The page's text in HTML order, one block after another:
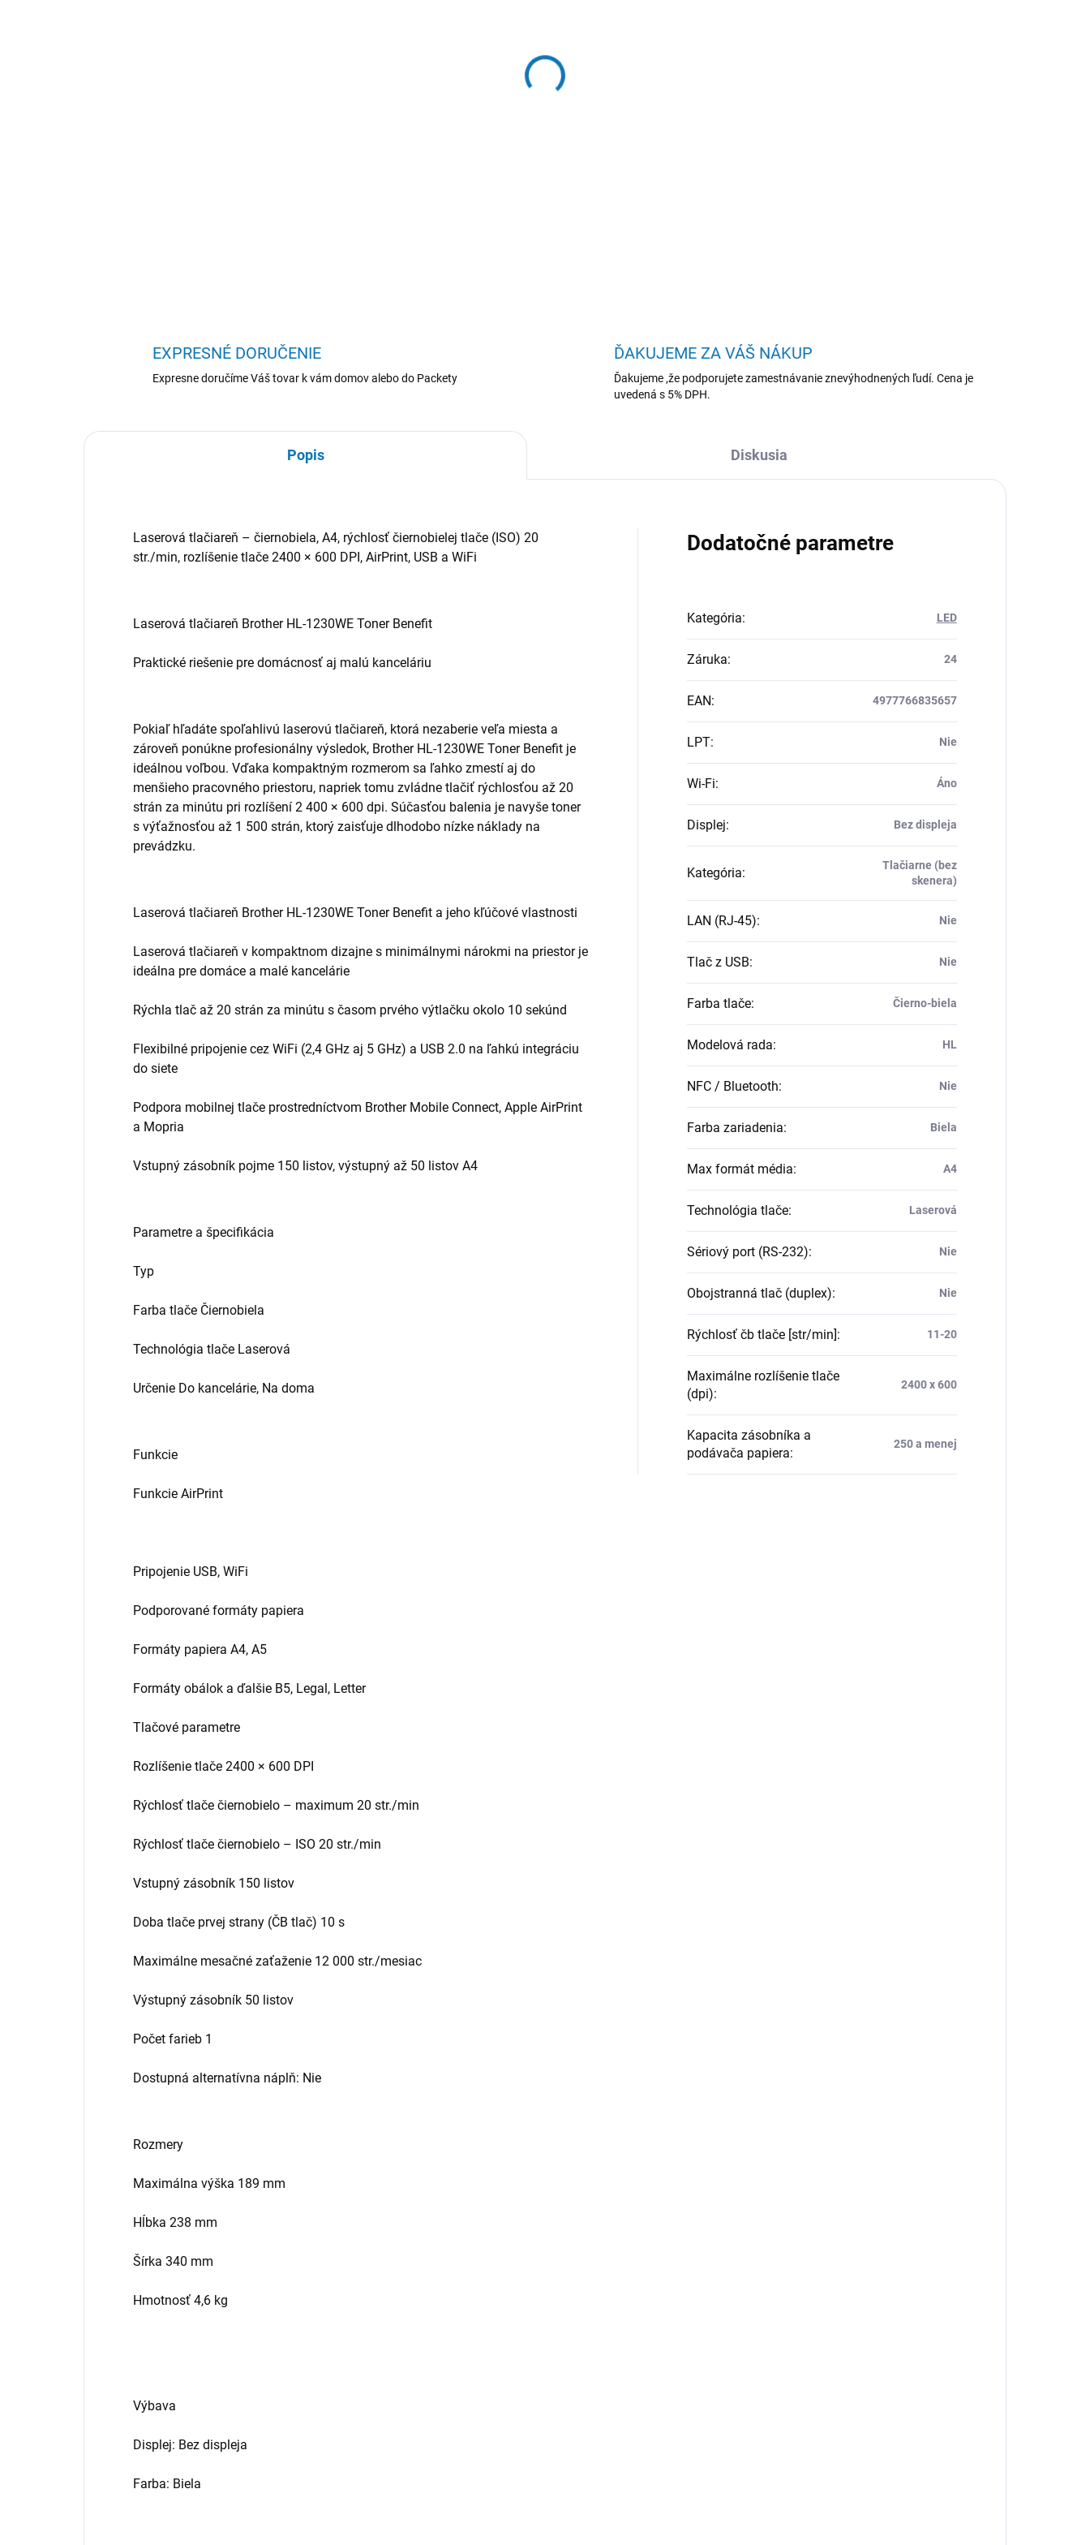
Brother HL-L1230W, A4 laser mono printer, 20 strán/min, 2400x600, USB 2.0,
EXPRESNÉ DORUČENIE
Expresne doručíme Váš tovar k vám domov alebo do Packety
ĎAKUJEME ZA VÁŠ NÁKUP
Ďakujeme ,že podporujete zamestnávanie znevýhodnených ľudí. Cena je
uvedená s 5% DPH.
Popis Diskusia
Laserová tlačiareň – čiernobiela, A4, rýchlosť čiernobielej tlače (ISO) 20
str./min, rozlíšenie tlače 2400 × 600 DPI, AirPrint, USB a WiFi
Laserová tlačiareň Brother HL-1230WE Toner Benefit
Praktické riešenie pre domácnosť aj malú kanceláriu
Pokiaľ hľadáte spoľahlivú laserovú tlačiareň, ktorá nezaberie veľa miesta a
zároveň ponúkne profesionálny výsledok, Brother HL-1230WE Toner Benefit je
ideálnou voľbou. Vďaka kompaktným rozmerom sa ľahko zmestí aj do
menšieho pracovného priestoru, napriek tomu zvládne tlačiť rýchlosťou až 20
strán za minútu pri rozlíšení 2 400 × 600 dpi. Súčasťou balenia je navyše toner
s výťažnosťou až 1 500 strán, ktorý zaisťuje dlhodobo nízke náklady na
prevádzku.
Laserová tlačiareň Brother HL-1230WE Toner Benefit a jeho kľúčové vlastnosti
Laserová tlačiareň v kompaktnom dizajne s minimálnymi nárokmi na priestor je
ideálna pre domáce a malé kancelárie
Rýchla tlač až 20 strán za minútu s časom prvého výtlačku okolo 10 sekúnd
Flexibilné pripojenie cez WiFi (2,4 GHz aj 5 GHz) a USB 2.0 na ľahkú integráciu
do siete
Podpora mobilnej tlače prostredníctvom Brother Mobile Connect, Apple AirPrint
a Mopria
Vstupný zásobník pojme 150 listov, výstupný až 50 listov A4
Parametre a špecifikácia
Typ
Farba tlače Čiernobiela
Technológia tlače Laserová
Určenie Do kancelárie, Na doma
Funkcie
Funkcie AirPrint
Pripojenie USB, WiFi
Podporované formáty papiera
Formáty papiera A4, A5
Formáty obálok a ďalšie B5, Legal, Letter
Tlačové parametre
Rozlíšenie tlače 2400 × 600 DPI
Rýchlosť tlače čiernobielo – maximum 20 str./min
Rýchlosť tlače čiernobielo – ISO 20 str./min
Vstupný zásobník 150 listov
Doba tlače prvej strany (ČB tlač) 10 s
Maximálne mesačné zaťaženie 12 000 str./mesiac
Výstupný zásobník 50 listov
Počet farieb 1
Dostupná alternatívna náplň: Nie
Rozmery
Maximálna výška 189 mm
Hĺbka 238 mm
Šírka 340 mm
Hmotnosť 4,6 kg
Výbava
Displej: Bez displeja
Farba: Biela
Dodatočné parametre
Kategória: LED
Záruka: 24
EAN: 4977766835657
LPT: Nie
Wi-Fi: Áno
Displej: Bez displeja
Kategória:
Tlačiarne (bez
skenera)
LAN (RJ-45): Nie
Tlač z USB: Nie
Farba tlače: Čierno-biela
Modelová rada: HL
NFC / Bluetooth: Nie
Farba zariadenia: Biela
Max formát média: A4
Technológia tlače: Laserová
Sériový port (RS-232): Nie
Obojstranná tlač (duplex): Nie
Rýchlosť čb tlače [str/min]: 11-20
Maximálne rozlíšenie tlače
(dpi):
2400 x 600
Kapacita zásobníka a
podávača papiera:
250 a menej